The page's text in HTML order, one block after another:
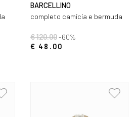
BARCELLINO
completo camicia e bermuda
€ 120.00-60%
€ 48.00